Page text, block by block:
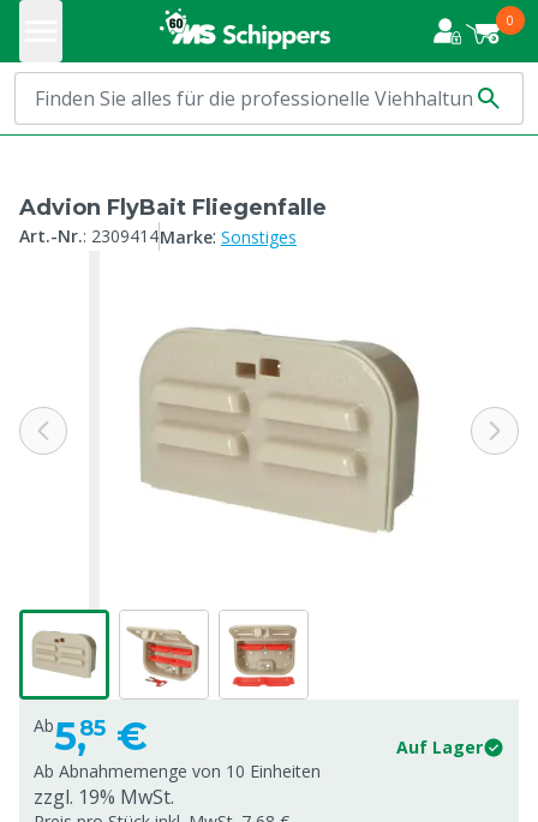
0
Advion FlyBait Fliegenfalle
Art.-Nr.: 2309414Marke: Sonstiges
Ab5,85 €
Auf Lager
Ab Abnahmemenge von 10 Einheiten
zzgl. 19% MwSt.